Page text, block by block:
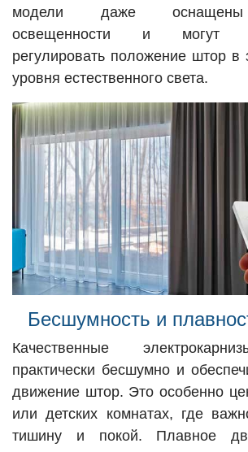
модели даже оснащены
освещенности и могут
регулировать положение штор в
уровня естественного света.
Бесшумность и
Качественные
практически бесшумно и
движение штор. Это особенно
или детских комнатах, где
тишину и покой. Плавное